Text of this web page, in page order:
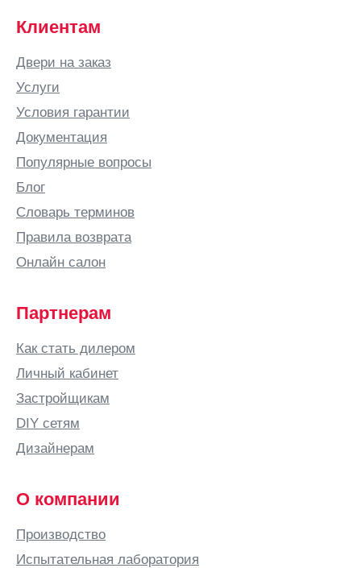
Клиентам
Двери на заказ
Услуги
Условия гарантии
Документация
Популярные вопросы
Блог
Словарь терминов
Правила возврата
Онлайн салон
Партнерам
Как стать дилером
Личный кабинет
Застройщикам
DIY сетям
Дизайнерам
О компании
Производство
Испытательная лаборатория